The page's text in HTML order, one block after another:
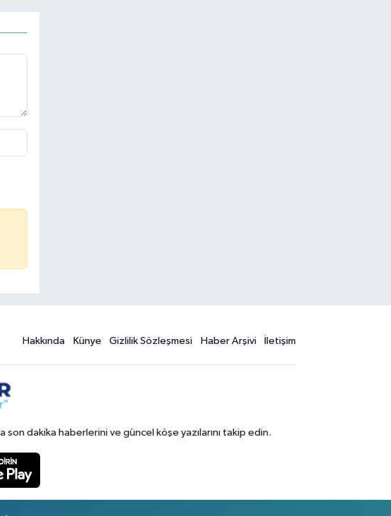
Hakkında Künye Gizlilik Sözleşmesi Haber Arşivi İletişim
dakika haberlerini ve güncel köşe yazılarını takip edin.